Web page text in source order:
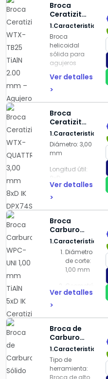
Broca
Ceratizit
WTX-TB25
TiAlN 2.00
mm –
Agujeros
Profundos
hasta 25×D
1.Caracteristicas
Broca
helicoidal
sólida para
agujeros
Capaz de
25×D sin
necesidad de
ciclos de
"peck drilling"
(interrupciones
para evacuar
Requiere
agujero piloto
la perforación.
Alta precisión
de alineación
y eficiente
evacuación
de virutas.
Diámetro de
(tolerancia
h7).
Longitud total:
104 mm.
Longitud de la
canaleta para
virutas: 60
mm.
Ver detalles
>
Broca
Ceratizit
WTX-
QUATTRO
3,00 mm
8xD IK
DPX74S
1.Caracteristicas
Diámetro: 3,00
mm
Longitud útil:
(profundidades
profundas)
Refrigeración
interna
mejor
evacuación
refrigeración
directa del filo
DPX74S – Alta
desgaste y
temperatura
Geometría
4 canales
helicoidales
para mejor
estabilidad
Ver detalles
>
Broca
Carburo
WPC-UNI
1,00 mm
TiAlN 5xD IK
Ceratizit
1.Características
Diámetro
de corte:
1,00 mm
R (con
Profundidad
de corte:
5×D (5
veces el
Tipo de
Ver detalles
>
Broca de
Carburo
Sólido
WTX-AL 2.5
mm 5xD
Ceratizit
1.Caracteristicas
Tipo de
herramienta:
Broca de alto